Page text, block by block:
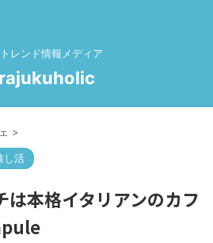
レンド情報メディア
>
し活
は本格イタリアンのカフ